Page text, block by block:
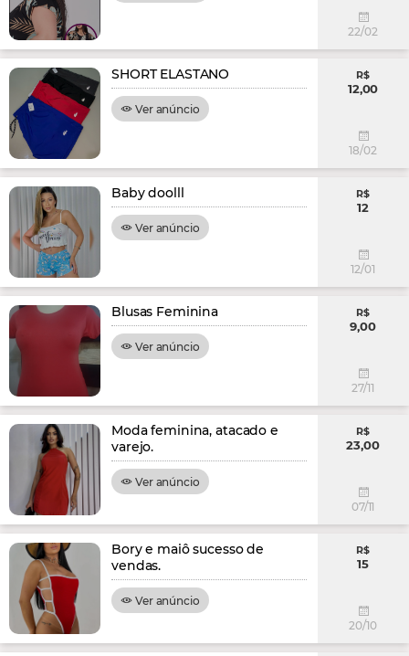
22/02
SHORT ELASTANO
Ver anúncio
R$
12,00
18/02
Baby doolll
Ver anúncio
R$
12
12/01
Blusas Feminina
Ver anúncio
R$
9,00
27/11
Moda feminina, atacado e
varejo.
Ver anúncio
R$
23,00
07/11
Bory e maiô sucesso de
vendas.
Ver anúncio
R$
15
20/10